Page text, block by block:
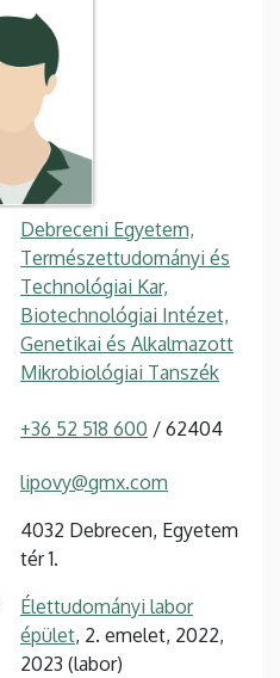
Debreceni Egyetem,
Természettudományi és
Technológiai Kar,
Biotechnológiai Intézet,
Genetikai és Alkalmazott
Mikrobiológiai Tanszék
+36 52 518 600 / 62404
lipovy@gmx.com
4032 Debrecen, Egyetem
tér 1.
Élettudományi labor
épület, 2. emelet, 2022,
2023 (labor)